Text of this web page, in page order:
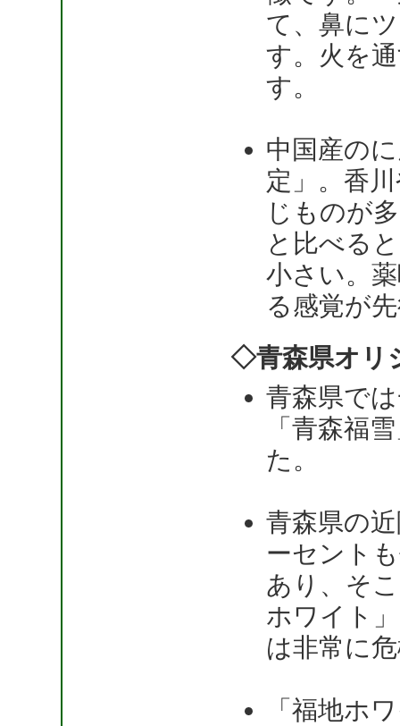
て、鼻に
す。火を
す。
中国産の
定」。香
じものが
と比べる
小さい。
る感覚が
◇青森県オリ
青森県で
「青森福
た。
青森県の
ーセント
あり、そ
ホワイト
は非常に
「福地ホ